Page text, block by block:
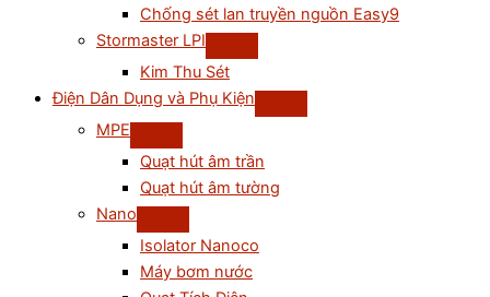
Chống sét lan truyền nguồn Easy9
Stormaster LPI
Kim Thu Sét
Điện Dân Dụng và Phụ Kiện
MPE
Quạt hút âm trần
Quạt hút âm tường
Nano
Isolator Nanoco
Máy bơm nước